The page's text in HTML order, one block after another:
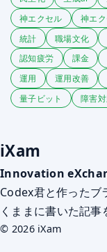
神エクセル
神エ
統計
職場文化
認知疲労
課金
運用
運用改善
量子ビット
障害
iXam
Innovation
Codex君と作ったブ
くままに書いた記事
© 2026 iXam